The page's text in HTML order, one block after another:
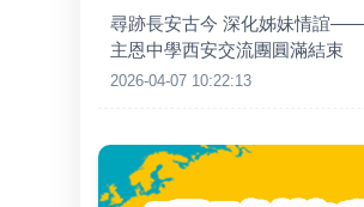
尋跡長安古今 深化姊妹情誼
主恩中學西安交流團圓滿結束
2026-04-07 10:22:13